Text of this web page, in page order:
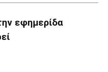
εφημερίδα